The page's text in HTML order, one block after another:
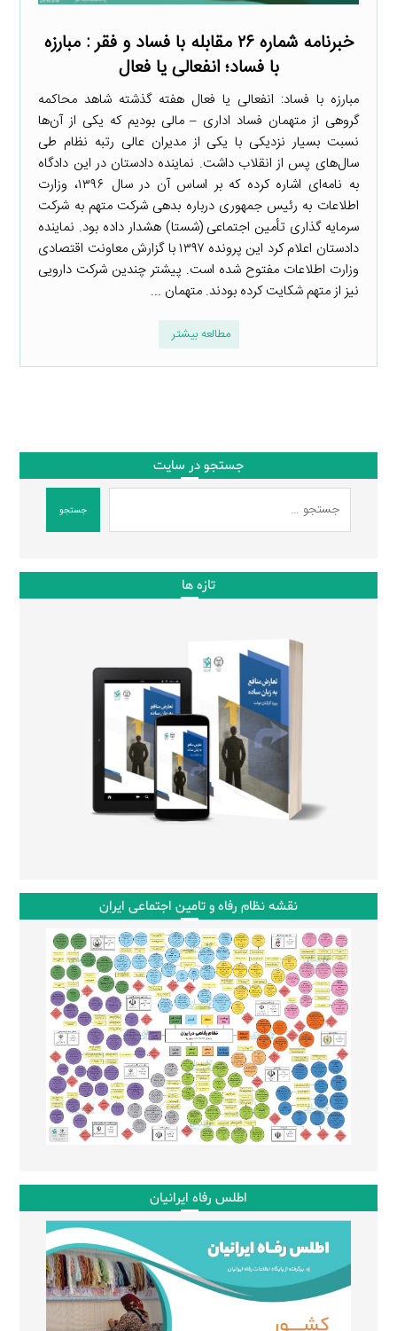
خبرنامه شماره ۲۶ مقابله با فساد و فقر : مبارزه
با فساد؛ انفعالی یا فعال
مبارزه با فساد: انفعالی یا فعال هفته گذشته شاهد محاکمه
گروهی از متهمان فساد اداری – مالی بودیم که یکی از آن‌ها
نسبت بسیار نزدیکی با یکی از مدیران عالی رتبه نظام طی
سال‌های پس از انقلاب داشت. نماینده دادستان در این دادگاه
به نامه‌ای اشاره کرده که بر اساس آن در سال ۱۳۹۶، وزارت
اطلاعات به رئیس جمهوری درباره بدهی شرکت متهم به شرکت
سرمایه ­گذاری تأمین اجتماعی (شستا) هشدار داده بود. نماینده
دادستان اعلام کرد این پرونده ۱۳۹۷ با گزارش معاونت اقتصادی
وزارت اطلاعات مفتوح شده است. پیشتر چندین شرکت دارویی
نیز از متهم شکایت کرده‌ بودند. متهمان ...
مطالعه بیشتر
جستجو در سایت
جستجو
تازه ها
نقشه نظام رفاه و تامین اجتماعی ایران
اطلس رفاه ایرانیان